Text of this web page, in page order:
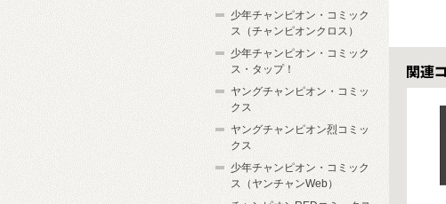
関連コ
少年チャンピオン・コミック
ス（チャンピオンクロス）
少年チャンピオン・コミック
ス・タップ！
ヤングチャンピオン・コミッ
クス
ヤングチャンピオン烈コミッ
クス
少年チャンピオン・コミック
ス（ヤンチャンWeb）